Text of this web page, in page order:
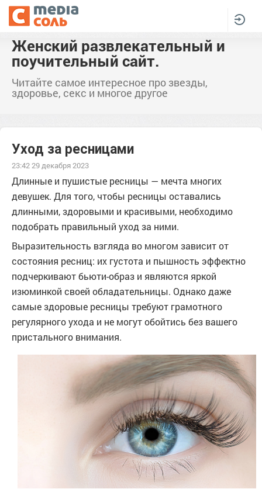
Женский развлекательный и
поучительный сайт.
Читайте самое интересное про звезды,
здоровье, секс и многое другое
Уход за ресницами
23:42 29 декабря 2023
Длинные и пушистые ресницы — мечта многих
девушек. Для того, чтобы ресницы оставались
длинными, здоровыми и красивыми, необходимо
подобрать правильный уход за ними.
Выразительность взгляда во многом зависит от
состояния ресниц: их густота и пышность эффектно
подчеркивают бьюти-образ и являются яркой
изюминкой своей обладательницы. Однако даже
самые здоровые ресницы требуют грамотного
регулярного ухода и не могут обойтись без вашего
пристального внимания.